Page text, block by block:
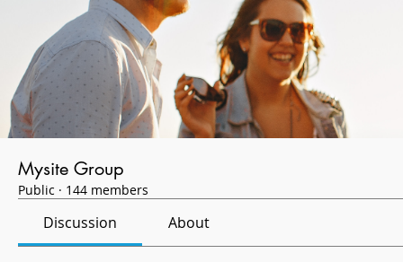
Mysite Group
Public · 144 members
Discussion About